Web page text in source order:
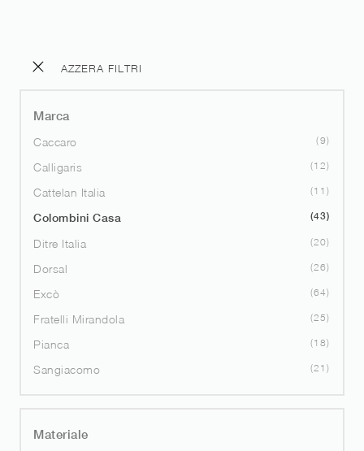
AZZERA FILTRI
Marca
Caccaro
9
Calligaris 12
Cattelan Italia 11
Colombini Casa 43
Ditre Italia 20
Dorsal 26
Excò 64
Fratelli Mirandola 25
Pianca 18
Sangiacomo 21
Materiale